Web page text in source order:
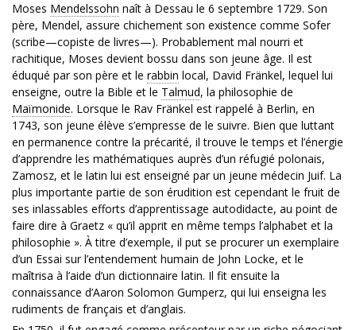
Moses Mendelssohn naît à Dessau le 6 septembre 1729. Son
père, Mendel, assure chichement son existence comme Sofer
(scribe—copiste de livres—). Probablement mal nourri et
rachitique, Moses devient bossu dans son jeune âge. Il est
éduqué par son père et le rabbin local, David Fränkel, lequel lui
enseigne, outre la Bible et le Talmud, la philosophie de
Maïmonide. Lorsque le Rav Fränkel est rappelé à Berlin, en
1743, son jeune élève s’empresse de le suivre. Bien que luttant
en permanence contre la précarité, il trouve le temps et l’énergie
d’apprendre les mathématiques auprès d’un réfugié polonais,
Zamosz, et le latin lui est enseigné par un jeune médecin Juif. La
plus importante partie de son érudition est cependant le fruit de
ses inlassables efforts d’apprentissage autodidacte, au point de
faire dire à Graetz « qu’il apprit en même temps l’alphabet et la
philosophie ». À titre d’exemple, il put se procurer un exemplaire
d’un Essai sur l’entendement humain de John Locke, et le
maîtrisa à l’aide d’un dictionnaire latin. Il fit ensuite la
connaissance d’Aaron Solomon Gumperz, qui lui enseigna les
rudiments de français et d’anglais.